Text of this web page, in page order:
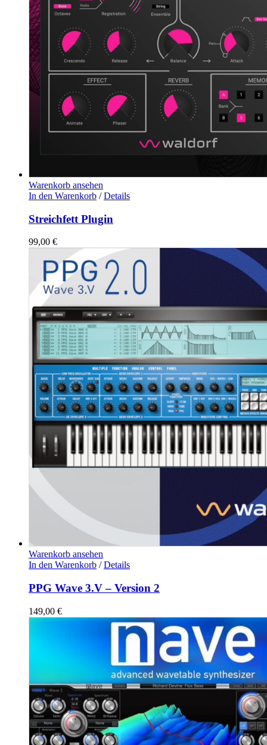
Warenkorb ansehen
In den Warenkorb / Details
Streichfett Plugin
99,00 €
Warenkorb ansehen
In den Warenkorb / Details
PPG Wave 3.V – Version 2
149,00 €